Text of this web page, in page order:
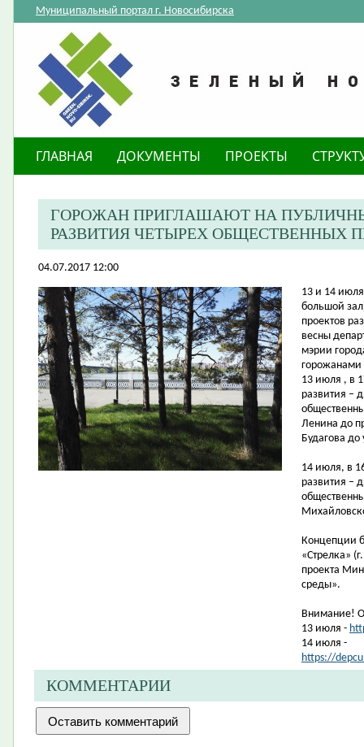
Муниципальный портал г. Новосибирска
ГЛАВНАЯ ДОКУМЕНТЫ ПРОЕКТЫ
ГОРОЖАН ПРИГЛАШАЮТ НА
РАЗВИТИЯ ЧЕТЫРЕХ ОБЩЕСТВЕННЫХ
04.07.2017 12:00
​13 и 14
большой
проектов
весны
мэрии
горожанами
13 июля , в
развития –
Ленина до
Будагова
14 июля, в
развития –
Концепции
«Стрелка»
проекта
среды».
Внимание!
13 июля -
14 июля -
https://
КОММЕНТАРИИ